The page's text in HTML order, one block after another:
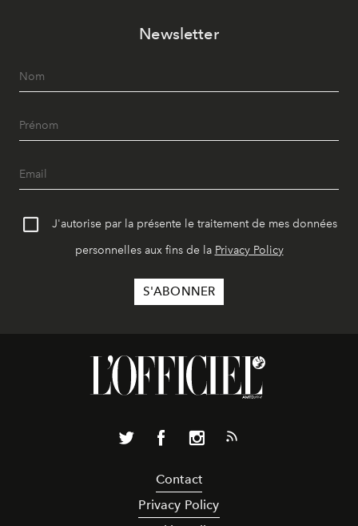
Newsletter
J'autorise par la présente le traitement de mes données
personnelles aux fins de la Privacy Policy
Contact
Privacy Policy